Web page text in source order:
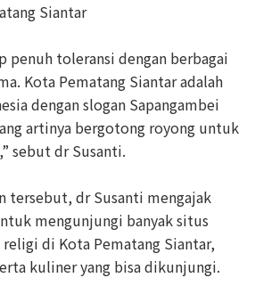
Siantar
penuh toleransi dengan berbagai
Kota Pematang Siantar adalah
dengan slogan Sapangambei
artinya bergotong royong untuk
sebut dr Susanti.
tersebut, dr Susanti mengajak
mengunjungi banyak situs
religi di Kota Pematang Siantar,
kuliner yang bisa dikunjungi.